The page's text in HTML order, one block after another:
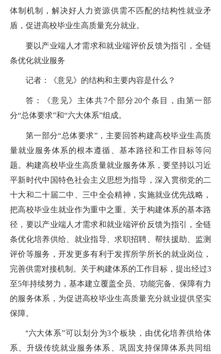
体制机制，解决好人力资源供需不匹配的结构性就业矛
盾，促进高校毕业生高质量充分就业。
要以产业端人才需求和就业端评价反馈为指引，全链
条优化就业服务
记者：《意见》的结构和主要内容是什么？
答：《意见》主体共7个部分 20个条目，由第一部
分“总体要求”和“六大体系”组成。
第一部分“总体要求”，主要回答构建高校毕业生高质
量就业服务体系的根本遵循、基本路径和工作目标等问
题。构建高校毕业生高质量就业服务体系，要坚持以习近
平新时代中国特色社会主义思想为指导，深入贯彻党的二
十大和二十届二中、三中全会精神，实施就业优先战略，
把高校毕业生就业作为重中之重。关于构建体系的基本路
径，要以产业端人才需求和就业端评价反馈为指引，全链
条优化培养供给、就业指导、求职招聘、帮扶援助、监测
评价等服务，开发更多有利于发挥所学所长的就业岗位，
完善供需对接机制。关于构建体系的工作目标，提出经过3
至5年持续努力，基本建立覆盖全员、功能完备、保障有力
的服务体系，为促进高校毕业生高质量充分就业提供坚实
保障。
“六大体系”可以划分为3个板块，由优化培养供给体
系、升级传统就业服务体系、巩固支持保障体系共同组